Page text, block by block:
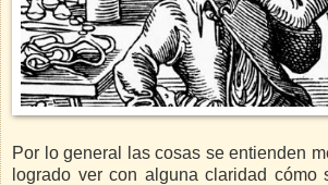
Por lo general las cosas se entienden
logrado ver con alguna claridad cómo